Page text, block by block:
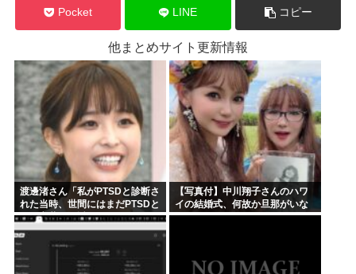
Pocket LINE コピー
他まとめサイト更新情報
渡邊渚さん「私がPTSDと診断さ
れた当時、世間にはまだPTSDと
いう言葉は浸透していませんで
した」
【写真付】中川翔子さんのハワ
イの結婚式、何故か旦那がいな
い